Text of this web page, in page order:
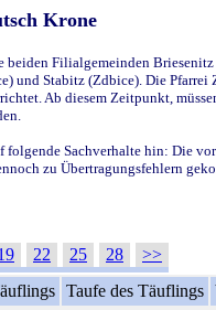
Krone
Filialgemeinden
und Stabitz (Zdbice). Die
Ab diesem Zeitpunkt,
folgende Sachverhalte hin: Die
zu Übertragungsfehlern
22 25 28
>>
Taufe des Täuflings